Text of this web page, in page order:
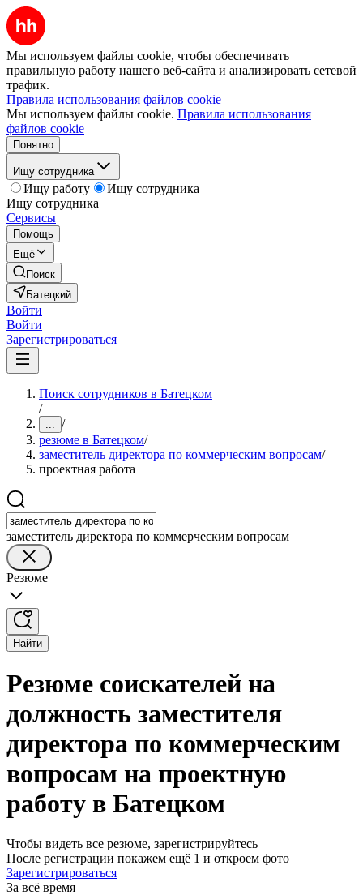
Мы используем файлы cookie, чтобы обеспечивать
правильную работу нашего веб-сайта и анализировать сетевой
трафик.
Правила использования файлов cookie
Мы используем файлы cookie. Правила использования
файлов cookie
Понятно
Ищу сотрудника
Ищу работу
Ищу сотрудника
Ищу сотрудника
Сервисы
Помощь
Ещё
Поиск
Батецкий
Войти
Войти
Зарегистрироваться
Поиск сотрудников в Батецком
/
... /
резюме в Батецком/
заместитель директора по коммерческим вопросам/
проектная работа
заместитель директора по коммерческим вопросам
Резюме
Найти
Резюме соискателей на
должность заместителя
директора по коммерческим
вопросам на проектную
работу в Батецком
Чтобы видеть все резюме, зарегистрируйтесь
После регистрации покажем ещё 1 и откроем фото
Зарегистрироваться
За всё время